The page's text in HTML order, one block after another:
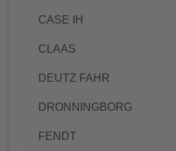
CASE IH
CLAAS
DEUTZ FAHR
DRONNINGBORG
FENDT